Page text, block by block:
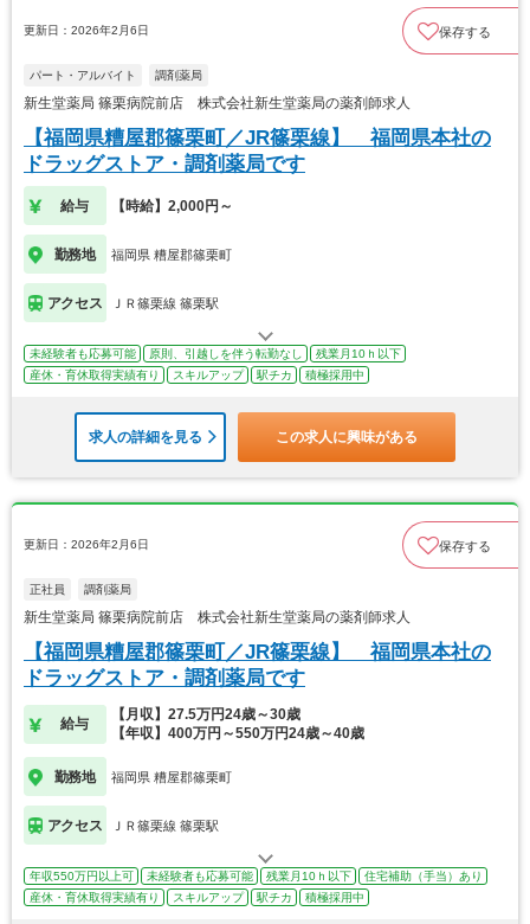
更新日：2026年2月6日 保存する
パート・アルバイト 調剤薬局
新生堂薬局 篠栗病院前店 株式会社新生堂薬局の薬剤師求人
【福岡県糟屋郡篠栗町／JR篠栗線】 福岡県本社の
ドラッグストア・調剤薬局です
給与 【時給】2,000円～
勤務地 福岡県 糟屋郡篠栗町
アクセス ＪＲ篠栗線 篠栗駅
未経験者も応募可能 原則、引越しを伴う転勤なし
残業月10ｈ以下
産休・育休取得実績有り
スキルアップ 駅チカ 積極採用中
求人の詳細を見る この求人に興味がある
更新日：2026年2月6日 保存する
正社員 調剤薬局
新生堂薬局 篠栗病院前店 株式会社新生堂薬局の薬剤師求人
【福岡県糟屋郡篠栗町／JR篠栗線】 福岡県本社の
ドラッグストア・調剤薬局です
給与
【月収】27.5万円24歳～30歳
【年収】400万円～550万円24歳～40歳
勤務地 福岡県 糟屋郡篠栗町
アクセス ＪＲ篠栗線 篠栗駅
年収550万円以上可 未経験者も応募可能 残業月10ｈ以下
住宅補助（手当）あり
産休・育休取得実績有り
スキルアップ 駅チカ 積極採用中